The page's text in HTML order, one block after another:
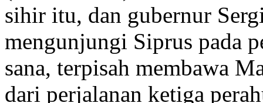
sihir itu, dan gubernur
mengunjungi Siprus pada
sana, terpisah membawa
dari perjalanan ketiga